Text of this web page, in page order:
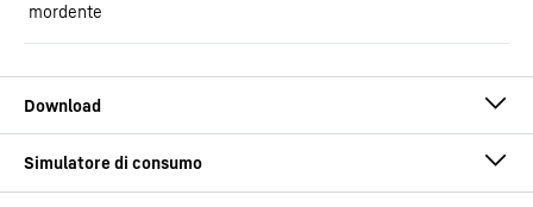
mordente
Opuscolo A 914 Litronic